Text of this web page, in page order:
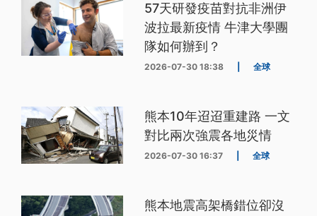
57天研發疫苗對抗非洲伊
波拉最新疫情 牛津大學團
隊如何辦到？
2026-07-30 18:38 全球
熊本10年迢迢重建路 一文
對比兩次強震各地災情
2026-07-30 16:37 全球
熊本地震高架橋錯位卻沒